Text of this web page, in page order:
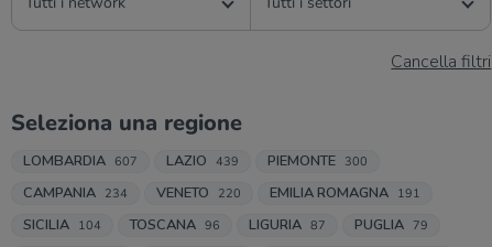
Cancella filtri
Seleziona una regione
LOMBARDIA 607 LAZIO 439 PIEMONTE 300
CAMPANIA 234 VENETO 220 EMILIA ROMAGNA 191
SICILIA 104 TOSCANA 96 LIGURIA 87 PUGLIA 79